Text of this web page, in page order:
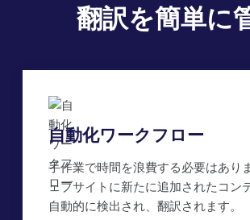
翻訳を簡単に
自動化ワークフロー
手作業で時間を浪費する必要はあり
ェブサイトに新たに追加されたコン
自動的に検出され、翻訳されます。